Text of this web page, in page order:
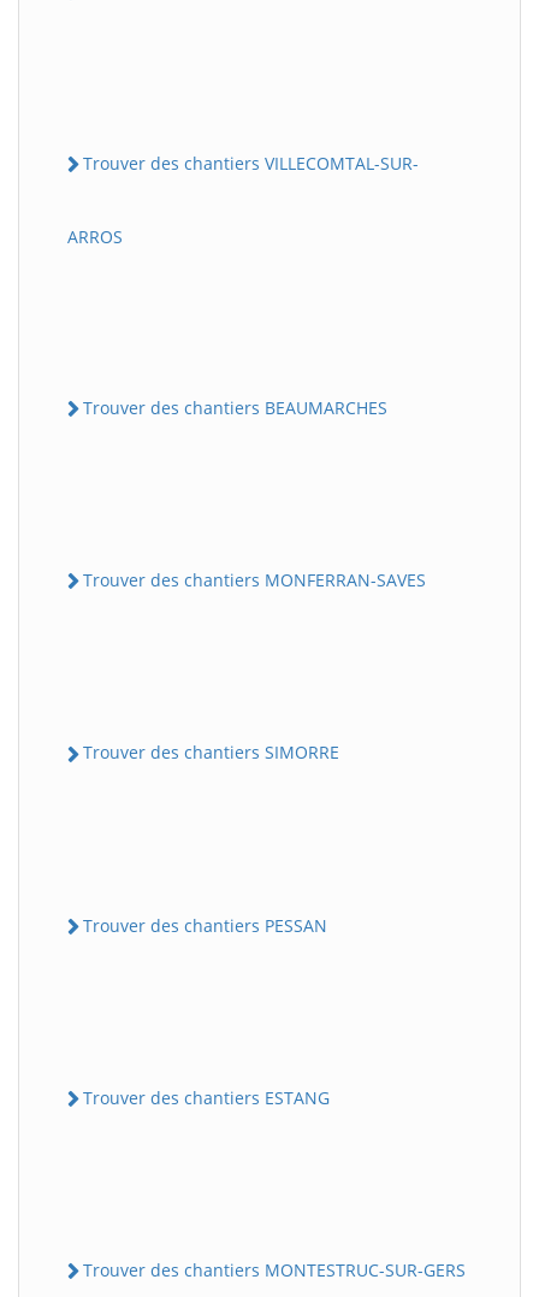
Trouver des chantiers VILLECOMTAL-SUR-
ARROS
Trouver des chantiers BEAUMARCHES
Trouver des chantiers MONFERRAN-SAVES
Trouver des chantiers SIMORRE
Trouver des chantiers PESSAN
Trouver des chantiers ESTANG
Trouver des chantiers MONTESTRUC-SUR-GERS